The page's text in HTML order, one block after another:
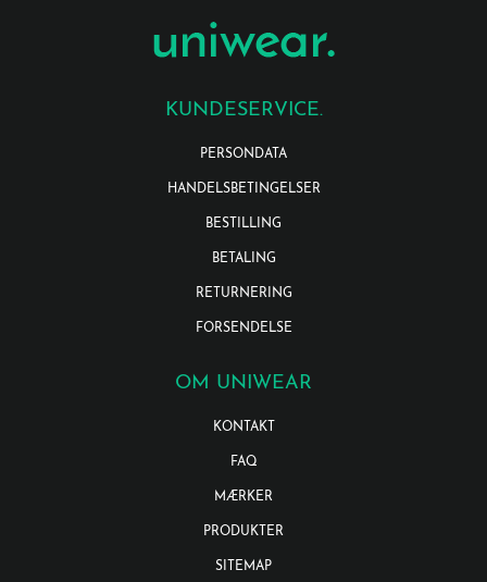
KUNDESERVICE.
PERSONDATA
HANDELSBETINGELSER
BESTILLING
BETALING
RETURNERING
FORSENDELSE
OM UNIWEAR
KONTAKT
FAQ
MÆRKER
PRODUKTER
SITEMAP